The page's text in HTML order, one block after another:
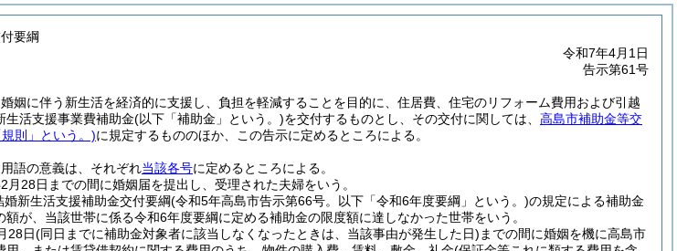
要綱
令和7年4月1日
告示第61号
姻に伴う新生活を経済的に支援し、負担を軽減することを目的に、住居費、住宅のリフォーム費用および引越
生活支援事業費補助金(以下「補助金」という。)を交付するものとし、その交付に関しては、 高島市補助金等交
則」という。)に規定するもののほか、この告示に定めるところによる。
語の意義は、それぞれ当該各号に定めるところによる。
28日までの間に婚姻届を提出し、受理された夫婦をいう。
新生活支援補助金交付要綱(令和5年高島市告示第66号。以下「令和6年度要綱」という。)の規定による補助金
が、当該世帯に係る令和6年度要綱に定める補助金の限度額に達しなかった世帯をいう。
28日(同日までに補助金対象者に該当しなくなったときは、当該事由が発生した日) までの間に婚姻を機に高島市